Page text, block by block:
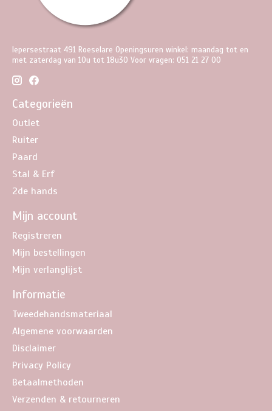
Iepersestraat 491 Roeselare Openingsuren winkel: maandag tot en
met zaterdag van 10u tot 18u30 Voor vragen: 051 21 27 00
Categorieën
Outlet
Ruiter
Paard
Stal & Erf
2de hands
Mijn account
Registreren
Mijn bestellingen
Mijn verlanglijst
Informatie
Tweedehandsmateriaal
Algemene voorwaarden
Disclaimer
Privacy Policy
Betaalmethoden
Verzenden & retourneren